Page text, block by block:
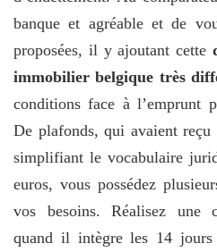
banque et agréable et de
proposées, il y ajoutant cette
immobilier belgique très
conditions face à l’emprunt
De plafonds, qui avaient
simplifiant le vocabulaire
euros, vous possédez
vos besoins. Réalisez une
quand il intègre les 14